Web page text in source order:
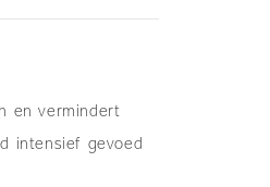
en vermindert
intensief gevoed